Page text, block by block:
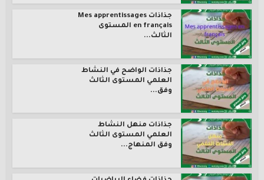
جذاذات Mes apprentissages
en français المستوى
الثالث...
جذاذات الواضح في النشاط
العلمي المستوى الثالث
وفق...
جذاذات منهل النشاط
العلمي المستوى الثالث
وفق المنهاج...